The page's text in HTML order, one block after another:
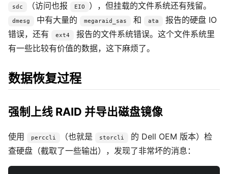
sdc （访问也报 EIO ），但挂载的文件系统还有残留。
dmesg 中有大量的 megaraid_sas 和 ata
报告的硬盘 IO
错误，还有
ext4
报告的文件系统错误。这个文件系统里
有一些比较有价值的数据，这下麻烦了。
数据恢复过程
强制上线 RAID 并导出磁盘镜像
使用 perccli （也就是 storcli
的 Dell OEM 版本）检
查硬盘（截取了一些输出），发现了非常坏的消息：